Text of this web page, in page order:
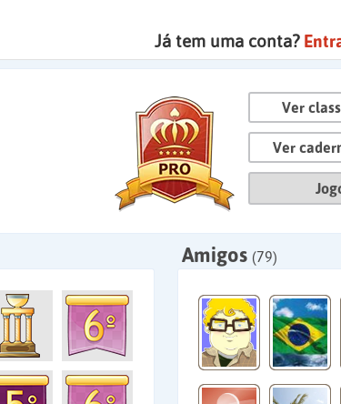
Já tem uma conta?
Ver
Ver
Amigos (79)